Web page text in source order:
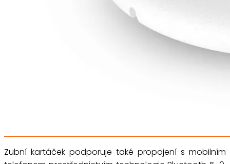
Zubní kartáček podporuje také propojení s mobilním